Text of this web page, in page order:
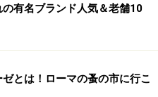
有名ブランド人気＆老舗10
とは！ローマの蚤の市に行こ